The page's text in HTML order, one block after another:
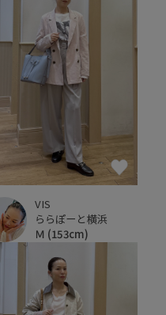
VIS
ららぽーと横浜
Ｍ (153cm)